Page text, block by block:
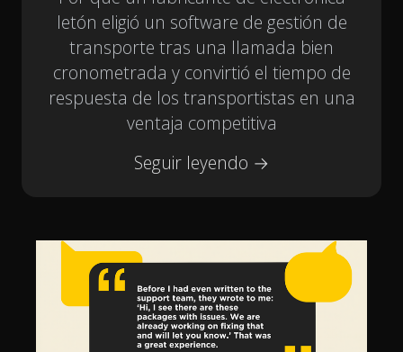
letón eligió un software de gestión de
transporte tras una llamada bien
cronometrada y convirtió el tiempo de
respuesta de los transportistas en una
ventaja competitiva
Seguir leyendo →